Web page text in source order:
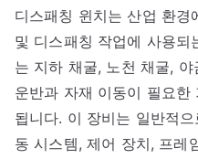
디스패칭 윈치는 산업 환경
및 디스패칭 작업에 사용되
는 지하 채굴, 노천 채굴,
운반과 자재 이동이 필요
됩니다. 이 장비는 일반적
동 시스템, 제어 장치, 프레